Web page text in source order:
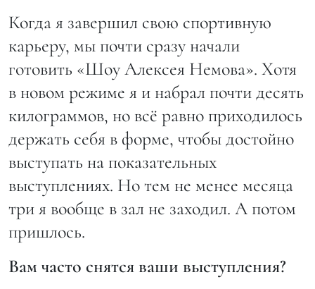
Когда я завершил свою спортивную
карьеру, мы почти сразу начали
готовить «Шоу Алексея Немова». Хотя
в новом режиме я и набрал почти десять
килограммов, но всё равно приходилось
держать себя в форме, чтобы достойно
выступать на показательных
выступлениях. Но тем не менее месяца
три я вообще в зал не заходил. А потом
пришлось.
Вам часто снятся ваши выступления?